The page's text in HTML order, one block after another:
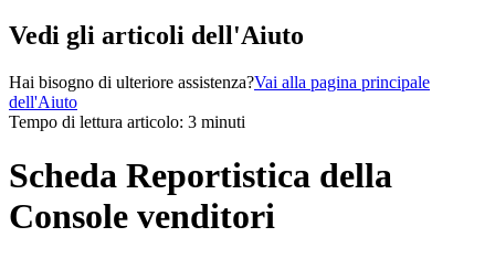
Vedi gli articoli dell'Aiuto
Hai bisogno di ulteriore assistenza?Vai alla pagina principale
dell'Aiuto
Tempo di lettura articolo: 3 minuti
Scheda Reportistica della
Console venditori